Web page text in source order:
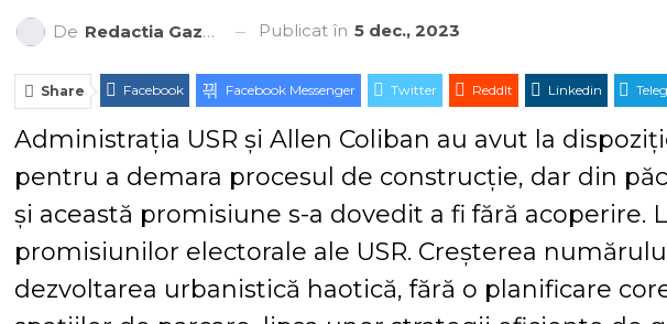
De Redactia Gazeta Brașovului Publicat în 5 dec., 2023
Share Facebook Facebook Messenger Twitter ReddIt Linkedin
Administrația USR și Allen Coliban au avut la
pentru a demara procesul de construcție, dar din
și această promisiune s-a dovedit a fi fără acoperire.
promisiunilor electorale ale USR. Creșterea
dezvoltarea urbanistică haotică, fără o planificare